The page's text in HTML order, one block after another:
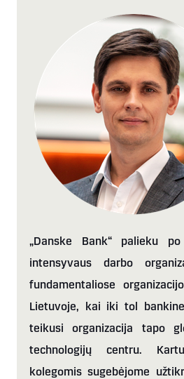
„Danske Bank“ palieku
intensyvaus darbo
fundamentaliose
Lietuvoje, kai iki tol
teikusi organizacija tapo
technologijų centru.
kolegomis sugebėjome